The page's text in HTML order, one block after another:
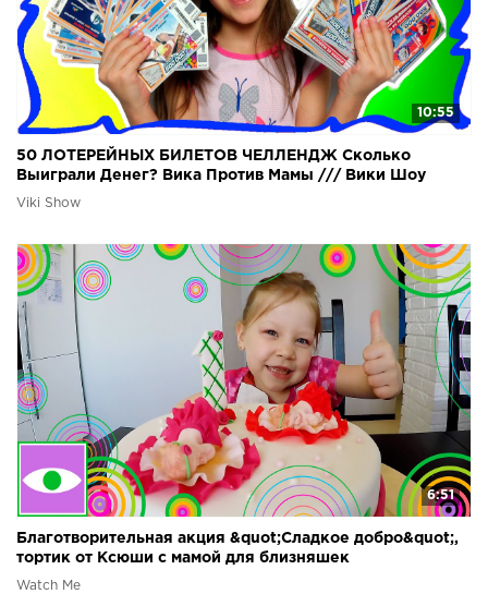
10:55
50 ЛОТЕРЕЙНЫХ БИЛЕТОВ ЧЕЛЛЕНДЖ Сколько
Выиграли Денег? Вика Против Мамы /// Вики Шоу
Viki Show
6:51
Благотворительная акция &quot;Сладкое добро&quot;,
тортик от Ксюши с мамой для близняшек
Watch Me